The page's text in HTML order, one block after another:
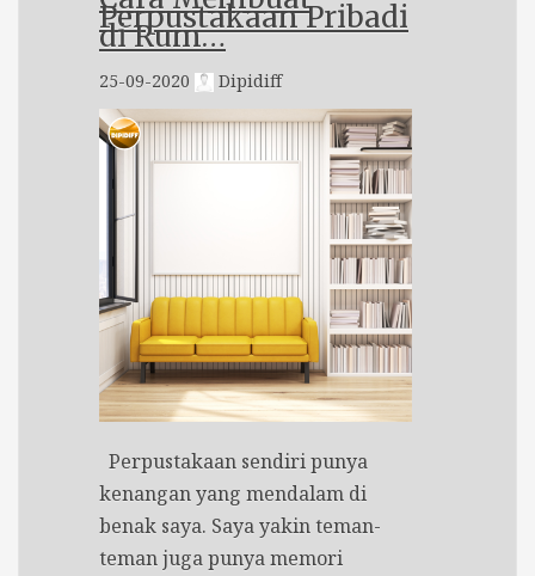
Perpustakaan Pribadi
di Rum…
25-09-2020 Dipidiff
Perpustakaan sendiri punya
kenangan yang mendalam di
benak saya. Saya yakin teman-
teman juga punya memori